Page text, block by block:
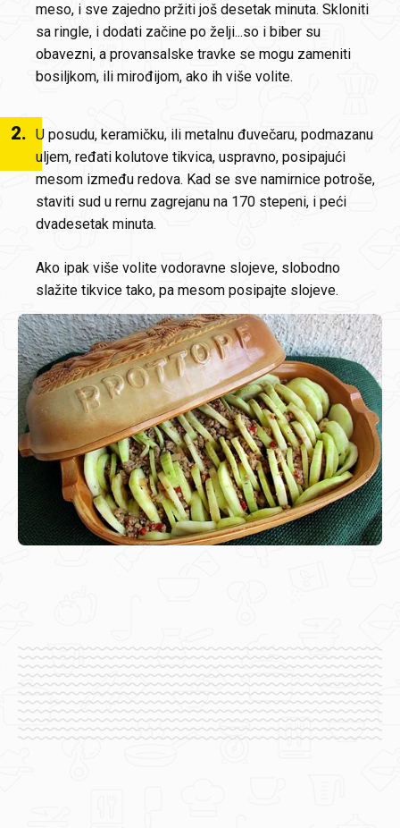
meso, i sve zajedno pržiti još desetak minuta. Skloniti
sa ringle, i dodati začine po želji...so i biber su
obavezni, a provansalske travke se mogu zameniti
bosiljkom, ili mirođijom, ako ih više volite.
2. U posudu, keramičku, ili metalnu đuvečaru, podmazanu
uljem, ređati kolutove tikvica, uspravno, posipajući
mesom između redova. Kad se sve namirnice potroše,
staviti sud u rernu zagrejanu na 170 stepeni, i peći
dvadesetak minuta.
Ako ipak više volite vodoravne slojeve, slobodno
slažite tikvice tako, pa mesom posipajte slojeve.